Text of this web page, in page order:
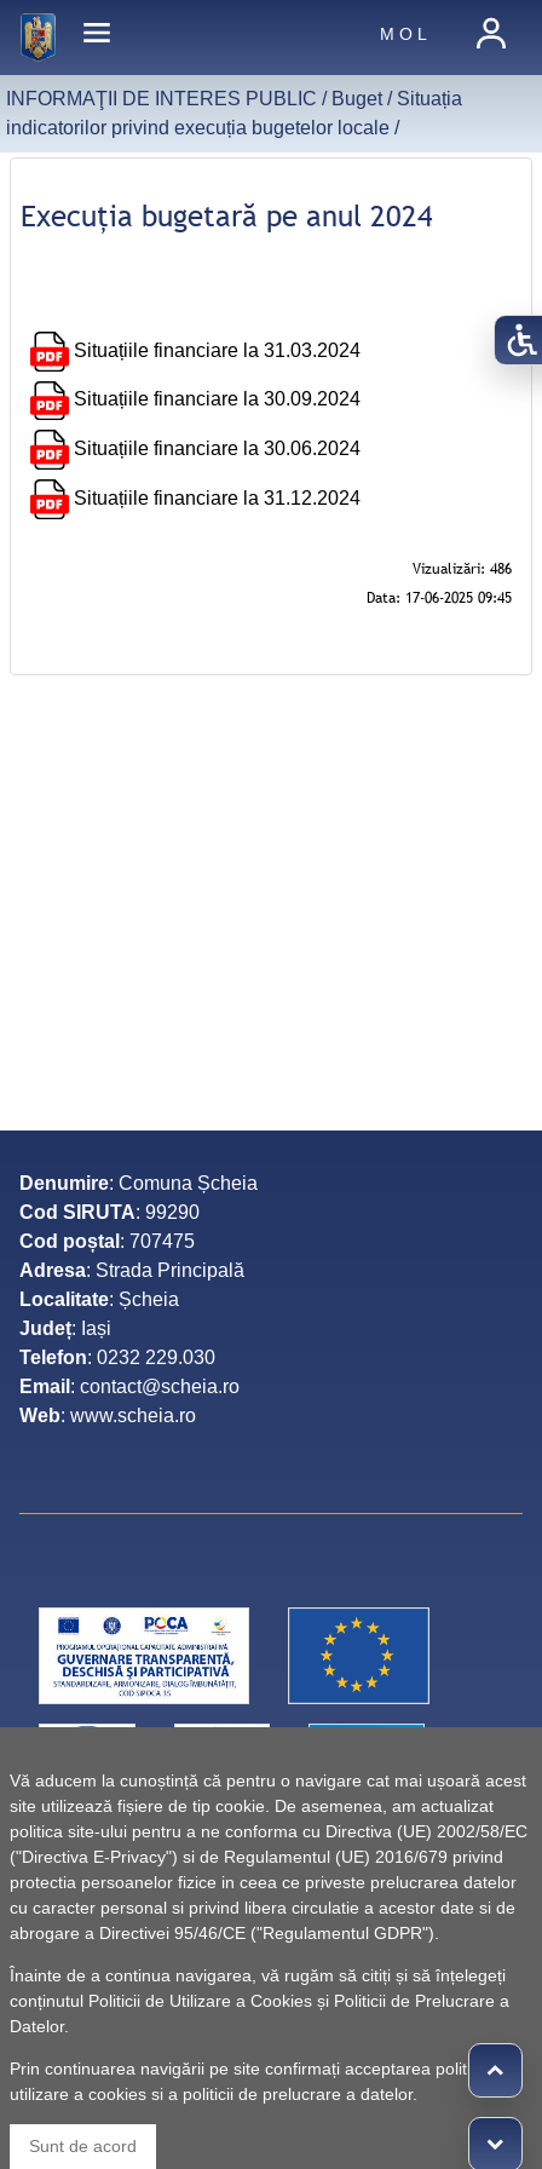
Vă aducem la cunoștință că pentru o navigare cat mai ușoară acest
site utilizează fișiere de tip cookie. De asemenea, am actualizat
politica site-ului pentru a ne conforma cu Directiva (UE) 2002/58/EC
("Directiva E-Privacy") si de Regulamentul (UE) 2016/679 privind
protectia persoanelor fizice in ceea ce priveste prelucrarea datelor
cu caracter personal si privind libera circulatie a acestor date si de
abrogare a Directivei 95/46/CE ("Regulamentul GDPR").
Înainte de a continua navigarea, vă rugăm să citiți și să înțelegeți
conținutul Politicii de Utilizare a Cookies și Politicii de Prelucrare a
Datelor.
Prin continuarea navigării pe site confirmați acceptarea politicii de
utilizare a cookies si a politicii de prelucrare a datelor.
Sunt de acord
M O L
INFORMAŢII DE INTERES PUBLIC / Buget/ Situația
indicatorilor privind execuția bugetelor locale/
Execuția bugetară pe anul 2024
Situațiile financiare la 31.03.2024
Situațiile financiare la 30.09.2024
Situațiile financiare la 30.06.2024
Situațiile financiare la 31.12.2024
Denumire: Comuna Șcheia
Cod SIRUTA: 99290
Cod poștal : 707475
Adresa: Strada Principală
Localitate: Șcheia
Județ: Iași
Telefon: 0232 229.030
Email : contact@scheia.ro
Web: www.scheia.ro
© 2010 -Powered by Pancarpatica Invest
Termeni de